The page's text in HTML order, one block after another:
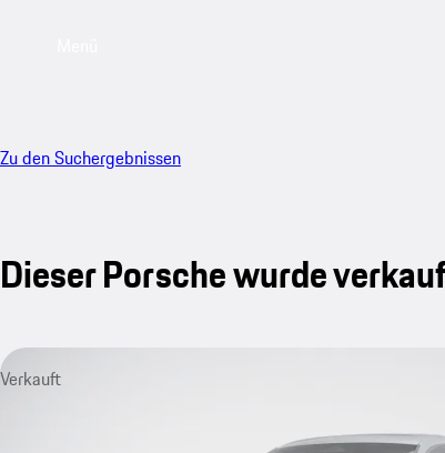
Zu den Suchergebnissen
Dieser Porsche wurde
Verkauft